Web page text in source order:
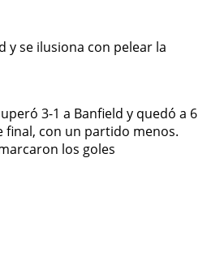
3-1 a Banfield y quedó a 6
final, con un partido menos.
los goles